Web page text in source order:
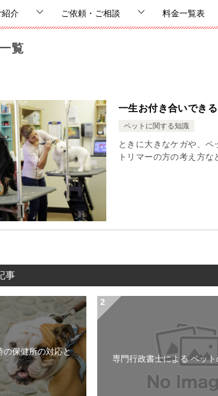
紹介 ご依頼・ご相談 料金一覧表
覧
一生お付き合いでき
ペットに関する知識
ときに大きなケガや、
トリマーの方の考え方
事
の保健所の対応と
専門行政書士による ペッ